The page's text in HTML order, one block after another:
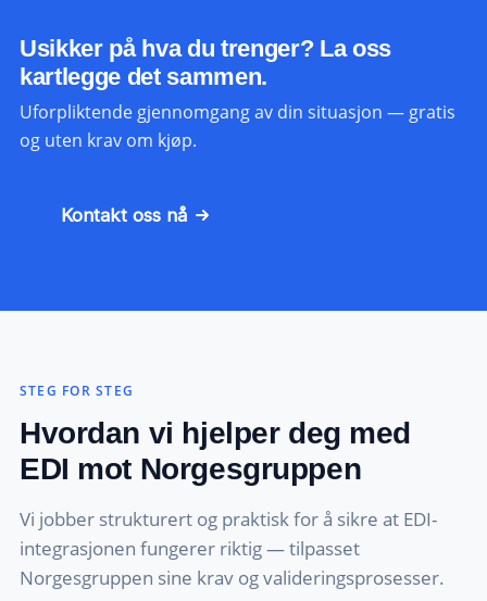
Usikker på hva du trenger? La oss
kartlegge det sammen.
Uforpliktende gjennomgang av din situasjon — gratis
og uten krav om kjøp.
Kontakt oss nå
STEG FOR STEG
Hvordan vi hjelper deg med
EDI mot Norgesgruppen
Vi jobber strukturert og praktisk for å sikre at EDI-
integrasjonen fungerer riktig — tilpasset
Norgesgruppen sine krav og valideringsprosesser.